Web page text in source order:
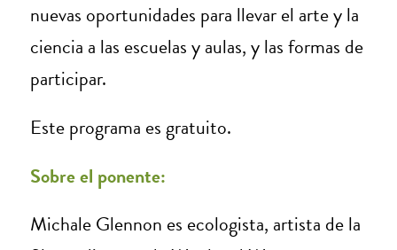
nuevas oportunidades para llevar el arte y la
ciencia a las escuelas y aulas, y las formas de
participar.
Este programa es gratuito.
Sobre el ponente:
Michale Glennon es ecologista, artista de la